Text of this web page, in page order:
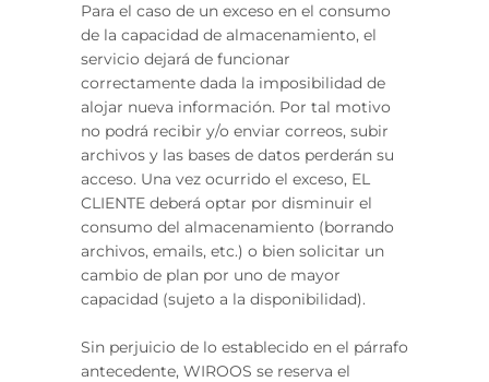
Para el caso de un exceso en el consumo
de la capacidad de almacenamiento, el
servicio dejará de funcionar
correctamente dada la imposibilidad de
alojar nueva información. Por tal motivo
no podrá recibir y/o enviar correos, subir
archivos y las bases de datos perderán su
acceso. Una vez ocurrido el exceso, EL
CLIENTE deberá optar por disminuir el
consumo del almacenamiento (borrando
archivos, emails, etc.) o bien solicitar un
cambio de plan por uno de mayor
capacidad (sujeto a la disponibilidad).
Sin perjuicio de lo establecido en el párrafo
antecedente, WIROOS se reserva el